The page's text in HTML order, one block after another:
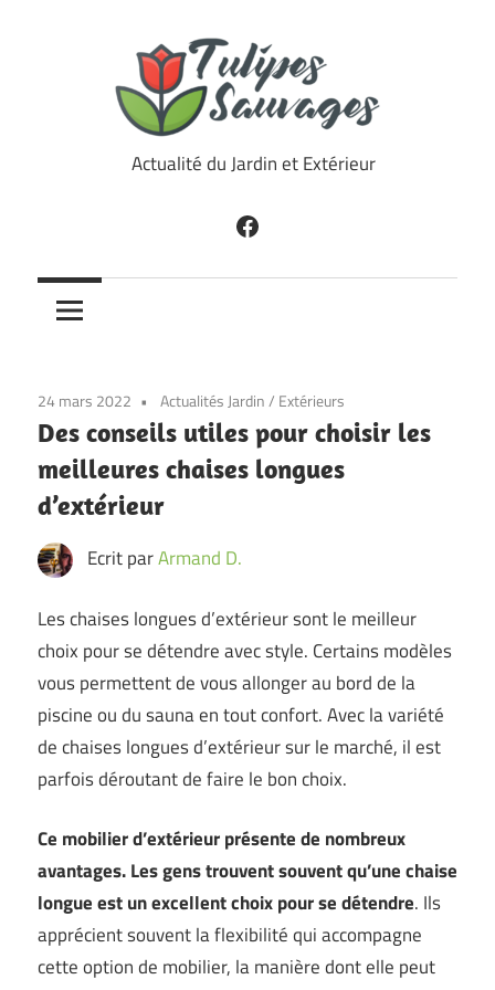
TulipesActualité du Jardin et Extérieur
Facebook
24 mars 2022 Actualités Jardin/ Extérieurs
Des conseils utiles pour choisir les
meilleures chaises longues
d’extérieur
Ecrit parArmand D.
Les chaises longues d’extérieur sont le meilleur
choix pour se détendre avec style. Certains modèles
vous permettent de vous allonger au bord de la
piscine ou du sauna en tout confort. Avec la variété
de chaises longues d’extérieur sur le marché, il est
parfois déroutant de faire le bon choix.
Ce mobilier d’extérieur présente de nombreux
avantages. Les gens trouvent souvent qu’une chaise
longue est un excellent choix pour se détendre. Ils
apprécient souvent la flexibilité qui accompagne
cette option de mobilier, la manière dont elle peut